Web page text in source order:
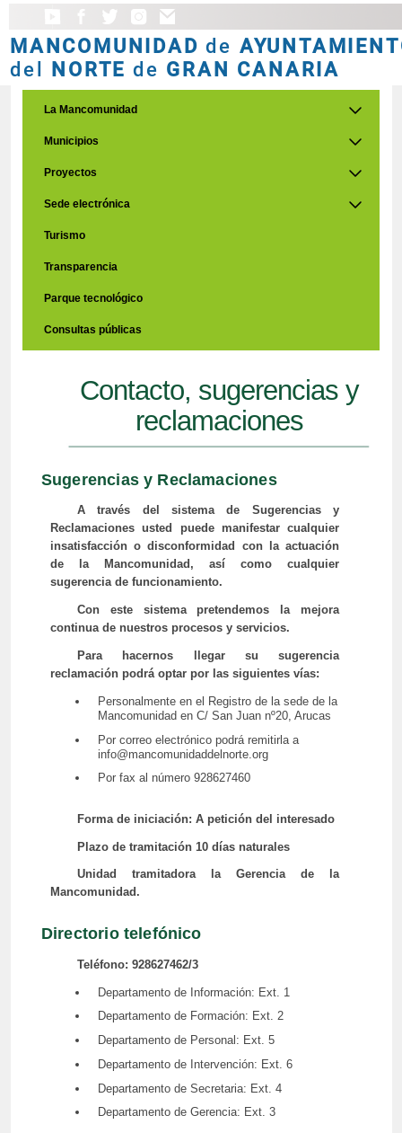
MANCOMUNIDAD de
del NORTE de GRAN CANARIA
La Mancomunidad
Municipios
Proyectos
Sede electrónica
Turismo
Transparencia
Parque tecnológico
Consultas públicas
Contacto, sugerencias y
reclamaciones
Sugerencias y Reclamaciones
A través del sistema de Sugerencias y
Reclamaciones usted puede manifestar cualquier
insatisfacción o disconformidad con la actuación
de la Mancomunidad, así como cualquier
sugerencia de funcionamiento.
Con este sistema pretendemos la mejora
continua de nuestros procesos y servicios.
Para hacernos llegar su sugerencia
reclamación podrá optar por las siguientes vías:
Personalmente en el Registro de la sede de la
Mancomunidad en C/ San Juan nº20, Arucas
Por correo electrónico podrá remitirla a
info@mancomunidaddelnorte.org
Por fax al número 928627460
Forma de iniciación: A petición del interesado
Plazo de tramitación 10 días naturales
Unidad tramitadora la Gerencia de la
Mancomunidad.
Directorio telefónico
Teléfono: 928627462/3
Departamento de Información: Ext. 1
Departamento de Formación: Ext. 2
Departamento de Personal: Ext. 5
Departamento de Intervención: Ext. 6
Departamento de Secretaria: Ext. 4
Departamento de Gerencia: Ext. 3